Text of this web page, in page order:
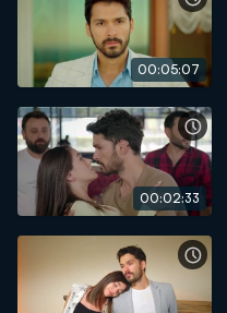
00:05:07
00:02:33